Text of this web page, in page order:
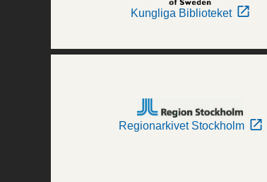
Kungliga Biblioteket
Regionarkivet Stockholm